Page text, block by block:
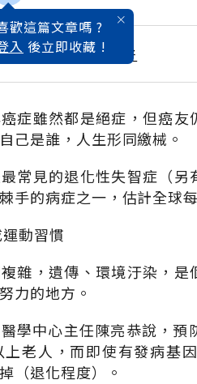
歡這篇文章嗎 ?
入 後立即收藏 !
明吃，才能對身體好
症雖然都是絕症，但癌
己是誰，人生形同繳械。
常見的退化性失智症（
手的病症之一，估計全球
動習慣
雜，遺傳、環境汙染，
力的地方。
學中心主任陳亮恭說，
老人，而即使有發病基
（退化程度）。